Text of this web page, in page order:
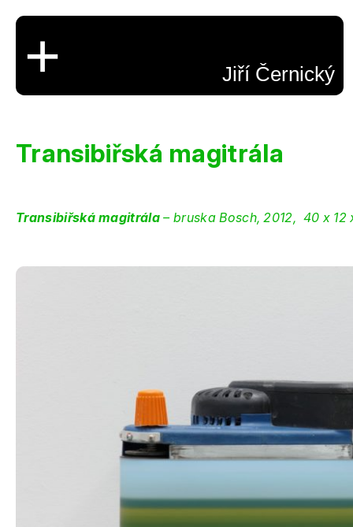
+ Jiří Černický
Transibiřská magitrála
Transibiřská magitrála – bruska Bosch, 2012, 40 x 12